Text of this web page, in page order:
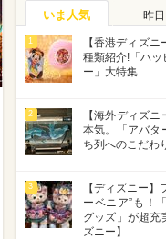
いま人気 昨日
1
【香港ディズ
種類紹介!「ハッ
ー」大特集
2
【海外ディズ
本気。「アバタ
ち列へのこだわ
3
【ディズニー】
ーベニア”も！
グッズ」が超充
ズニー】